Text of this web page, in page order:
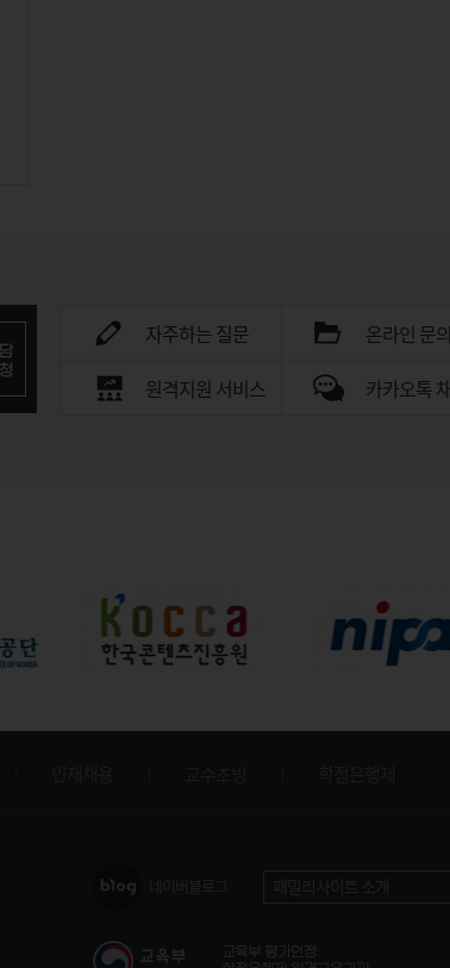
자주하는 질문
온라인 문의
원격지원 서비스
카카오톡